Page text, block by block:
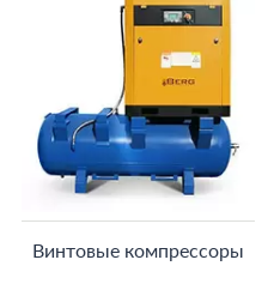
Винтовые компрессоры